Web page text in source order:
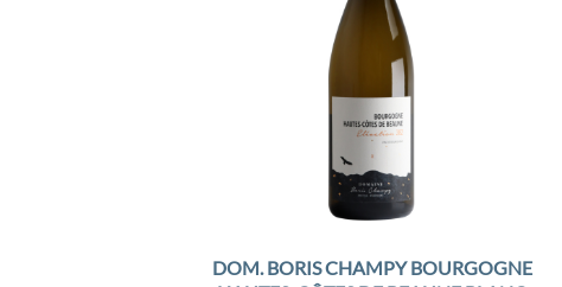
DOM. BORIS CHAMPY BOURGOGNE